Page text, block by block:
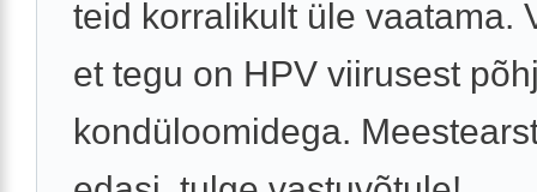
teid korralikult üle vaatama.
et tegu on HPV viirusest
kondüloomidega.